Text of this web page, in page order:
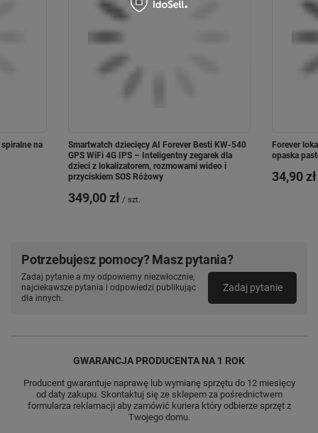
* Funkcje smartwatcha do działania wymagają skorzystania z
aktywnej karty SIM.
ZEGAREK DLA
WYMAGAJĄCYCH
ChociażLook Me! 3 jest smartwatchem
dziecięcym, jego wygląd bez wątpienia
zaskoczy i zachwyci Twoją pociechę.Ma
nowoczesną formę, perłowe
wykończenie i uniwersalne kolory.
na
Smartwatch dziecięcy AI Forever Besti KW-540
GPS WiFi 4G IPS – Inteligentny zegarek dla
dzieci z lokalizatorem, rozmowami wideo i
przyciskiem SOS Różowy
349,00 zł / szt.
Forever
opaska
34,90 zł
Potrzebujesz pomocy? Masz pytania?
Zadaj pytanie a my odpowiemy niezwłocznie,
najciekawsze pytania i odpowiedzi publikując
dla innych.
Zadaj pytanie
GWARANCJA PRODUCENTA NA 1 ROK
Producent gwarantuje naprawę lub wymianę sprzętu do 12 miesięcy
od daty zakupu. Skontaktuj się ze sklepem za pośrednictwem
formularza reklamacji aby zamówić kuriera który odbierze sprzęt z
Twojego domu.